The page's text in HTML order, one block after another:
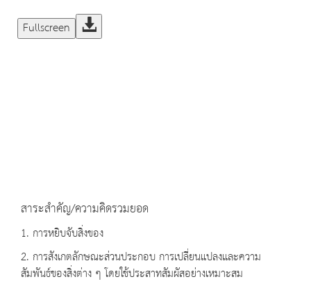
Fullscreen
สาระสำคัญ/ความคิดรวมยอด
1. การหยิบจับสิ่งของ
2. การสังเกตลักษณะส่วนประกอบ การเปลี่ยนแปลงและความ
สัมพันธ์ของสิ่งต่าง ๆ โดยใช้ประสาทสัมผัสอย่างเหมาะสม